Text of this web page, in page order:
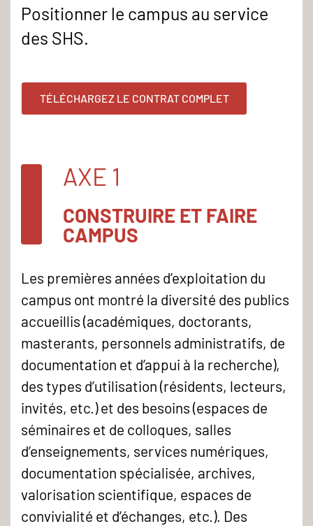
Positionner le campus au service
des SHS.
TÉLÉCHARGEZ LE CONTRAT COMPLET
AXE 1
CONSTRUIRE ET FAIRE
CAMPUS
Les premières années d’exploitation du
campus ont montré la diversité des publics
accueillis (académiques, doctorants,
masterants, personnels administratifs, de
documentation et d’appui à la recherche),
des types d’utilisation (résidents, lecteurs,
invités, etc.) et des besoins (espaces de
séminaires et de colloques, salles
d’enseignements, services numériques,
documentation spécialisée, archives,
valorisation scientifique, espaces de
convivialité et d’échanges, etc.). Des